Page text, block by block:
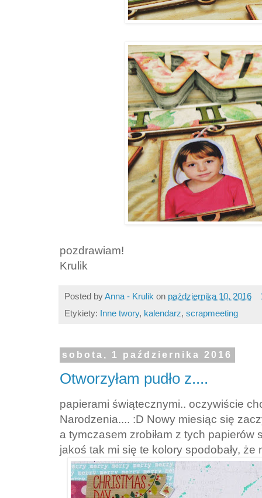
pozdrawiam!
Krulik
Posted byAnna - Krulik on października 10, 2016
Etykiety: Inne twory, kalendarz, scrapmeeting
sobota, 1 października 2016
Otworzyłam pudło z....
papierami świątecznymi.. oczywiście
Narodzenia.... :D Nowy miesiąc się
a tymczasem zrobiłam z tych
jakoś tak mi się te kolory spodobały, że